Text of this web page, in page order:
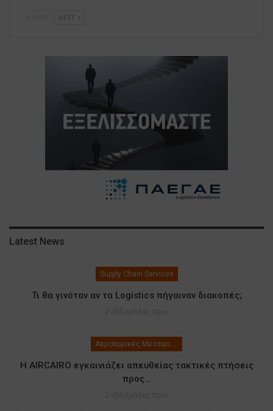
NEXT
Latest News
Supply Chain Services
Τι θα γινόταν αν τα Logistics πήγαιναν διακοπές;
Η AIRCAIRO εγκαινιάζει απευθείας τακτικές πτήσεις
προς…